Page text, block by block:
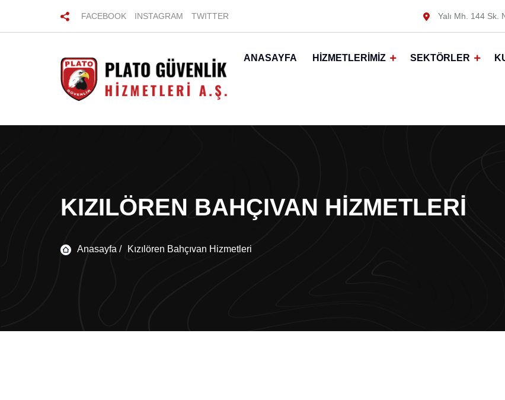
FACEBOOK INSTAGRAM TWITTER Yalı Mh. 144 Sk.
ANASAYFA HIZMETLERIMIZ SEKTÖRLER
KIZILÖREN BAHÇIVAN HIZMETLERI
Anasayfa / Kızılören Bahçıvan Hizmetleri